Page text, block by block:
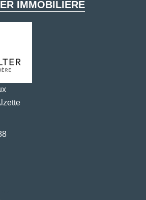
IMMOBILIERE